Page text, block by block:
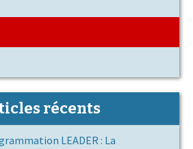
récents
LEADER : La